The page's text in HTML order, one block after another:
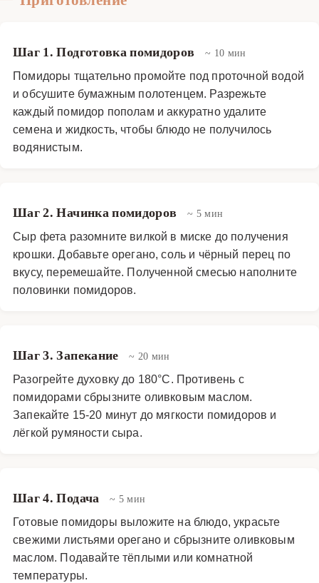
Шаг 1. Подготовка помидоров ~ 10 мин
Помидоры тщательно промойте под проточной водой
и обсушите бумажным полотенцем. Разрежьте
каждый помидор пополам и аккуратно удалите
семена и жидкость, чтобы блюдо не получилось
водянистым.
Шаг 2. Начинка помидоров ~ 5 мин
Сыр фета разомните вилкой в миске до получения
крошки. Добавьте орегано, соль и чёрный перец по
вкусу, перемешайте. Полученной смесью наполните
половинки помидоров.
Шаг 3. Запекание ~ 20 мин
Разогрейте духовку до 180°C. Противень с
помидорами сбрызните оливковым маслом.
Запекайте 15-20 минут до мягкости помидоров и
лёгкой румяности сыра.
Шаг 4. Подача ~ 5 мин
Готовые помидоры выложите на блюдо, украсьте
свежими листьями орегано и сбрызните оливковым
маслом. Подавайте тёплыми или комнатной
температуры.